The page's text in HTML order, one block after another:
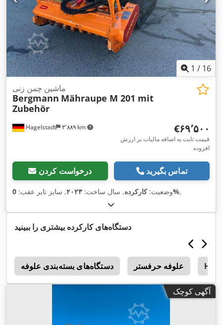
1 / 16
Hagelstadt ۳٬۸۸۹ km
ماشین چمن زنی
Bergmann Mähraupe M 201 mit
Zubehör
‎€۶۹٬۵۰۰
قیمت ثابت به اضافه مالیات بر ارزش
افزوده
درخواست کردن تماس بگیرید
وضعیت:کارکرده, سال ساخت: ۲۰۲۳, سایز تایر عقب: 0%,
دستگاه‌های کارکرده بیشتری را ببینید
دستگاه‌های بسته‌بندی علوفه علوفه حرفستر Hsm
آگهی کوچک